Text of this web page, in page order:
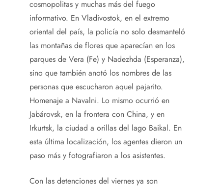
cosmopolitas y muchas más del fuego
informativo. En Vladivostok, en el extremo
oriental del país, la policía no solo desmanteló
las montañas de flores que aparecían en los
parques de Vera (Fe) y Nadezhda (Esperanza),
sino que también anotó los nombres de las
personas que escucharon aquel pajarito.
Homenaje a Navalni. Lo mismo ocurrió en
Jabárovsk, en la frontera con China, y en
Irkurtsk, la ciudad a orillas del lago Baikal. En
esta última localización, los agentes dieron un
paso más y fotografiaron a los asistentes.
Con las detenciones del viernes ya son